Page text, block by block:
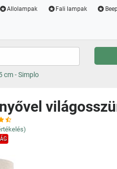
Allolampak Fali lampak
cm - Simplo